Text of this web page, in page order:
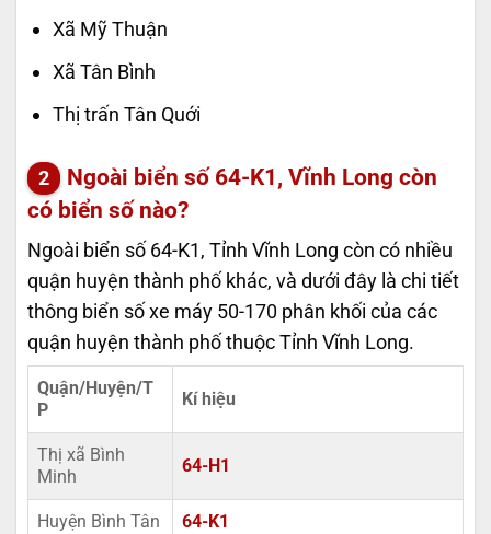
Xã Mỹ Thuận
Xã Tân Bình
Thị trấn Tân Quới
Ngoài biển số 64-K1, Vĩnh Long còn
có biển số nào?
Ngoài biển số 64-K1, Tỉnh Vĩnh Long còn có nhiều
quận huyện thành phố khác, và dưới đây là chi tiết
thông biển số xe máy 50-170 phân khối của các
quận huyện thành phố thuộc Tỉnh Vĩnh Long.
Quận/Huyện/T
P
Kí hiệu
Thị xã Bình
Minh
64-H1
Huyện Bình Tân 64-K1